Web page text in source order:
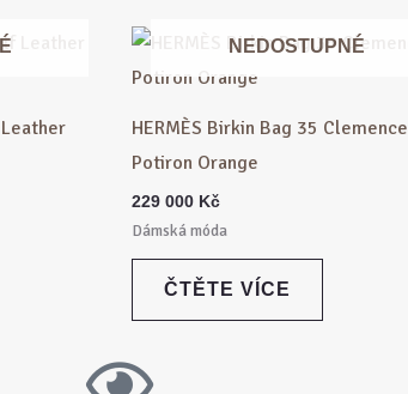
NEDOSTUPNÉ
HERMÈS Birkin Bag 35 Clemence
Potiron Orange
229 000 Kč
Dámská móda
ČTĚTE VÍCE